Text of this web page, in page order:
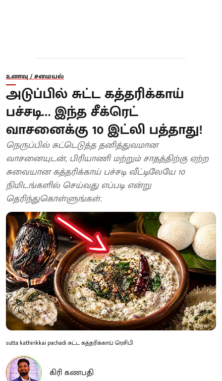
உணவு / சமையல்
அடுப்பில் சுட்ட கத்தரிக்காய்
பச்சடி… இந்த சீக்ரெட்
வாசனைக்கு 10 இட்லி பத்தாது!
நெருப்பில் சுட்டெடுத்த தனித்துவமான
வாசனையுடன், பிரியாணி மற்றும் சாதத்திற்கு ஏற்ற
சுவையான கத்தரிக்காய் பச்சடி வீட்டிலேயே 10
நிமிடங்களில் செய்வது எப்படி என்று
தெரிந்துகொள்ளுங்கள்.
sutta kathirikkai pachadi சுட்ட கத்தரிக்காய் ரெசிபி
கிரி கணபதி